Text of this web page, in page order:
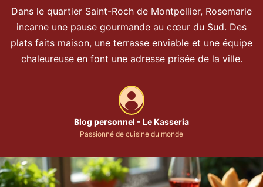
Dans le quartier Saint-Roch de Montpellier, Rosemarie
incarne une pause gourmande au cœur du Sud. Des
plats faits maison, une terrasse enviable et une équipe
chaleureuse en font une adresse prisée de la ville.
Blog personnel - Le Kasseria
Passionné de cuisine du monde